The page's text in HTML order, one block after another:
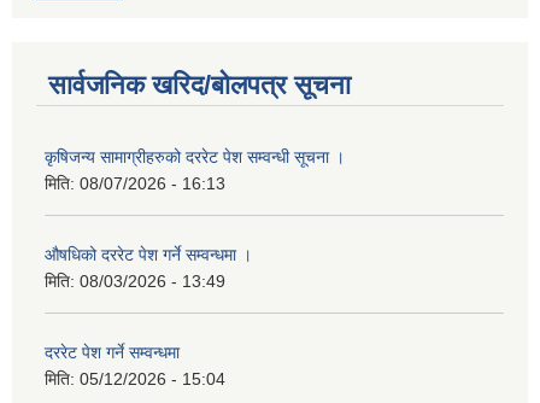
सार्वजनिक खरिद/बोलपत्र सूचना
कृषिजन्य सामाग्रीहरुको दररेट पेश सम्वन्धी सूचना ।
मिति: 08/07/2026 - 16:13
औषधिको दररेट पेश गर्ने सम्वन्धमा ।
मिति: 08/03/2026 - 13:49
दररेट पेश गर्ने सम्वन्धमा
मिति: 05/12/2026 - 15:04